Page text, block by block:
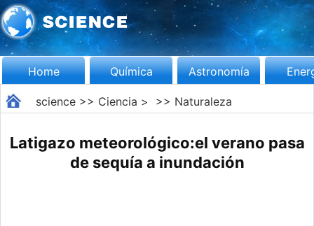
Home Química Astronomía
science>> Ciencia > >> Naturaleza
Latigazo meteorológico:el verano pasa
de sequía a inundación